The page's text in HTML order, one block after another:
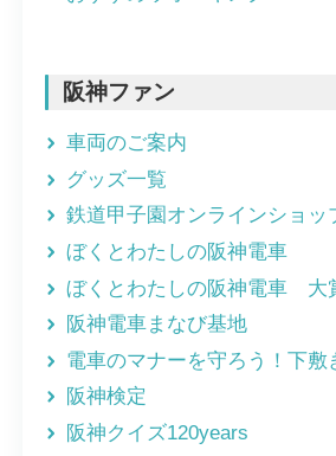
阪神ファン
車両のご案内
グッズ一覧
鉄道甲子園オンラインショッ
ぼくとわたしの阪神電車
ぼくとわたしの阪神電車 大
阪神電車まなび基地
電車のマナーを守ろう！下敷
阪神検定
阪神クイズ120years